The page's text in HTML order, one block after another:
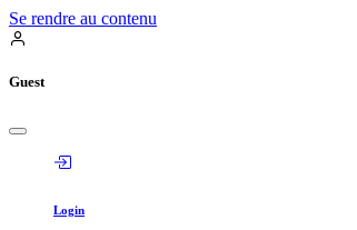
Se rendre au contenu
Guest
Login